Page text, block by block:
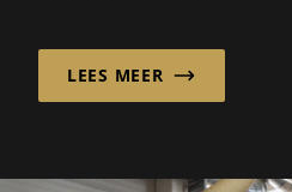
aangepast
met een flexibel,
LEES MEER